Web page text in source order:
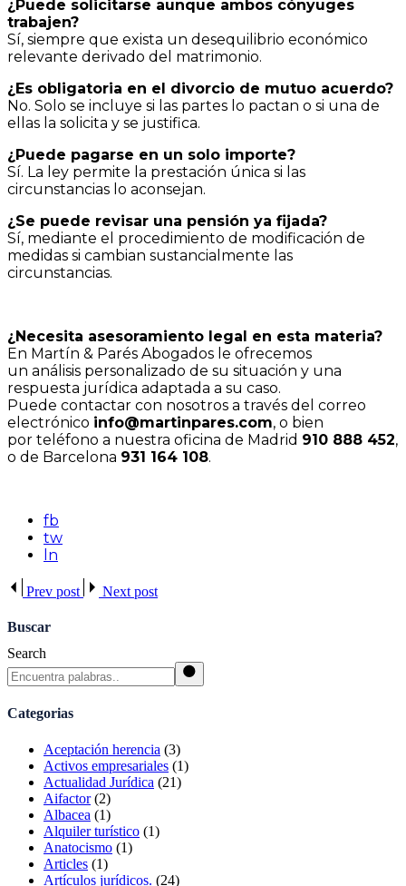
¿Puede solicitarse aunque ambos cónyuges
trabajen?
Sí, siempre que exista un desequilibrio económico
relevante derivado del matrimonio.
¿Es obligatoria en el divorcio de mutuo acuerdo?
No. Solo se incluye si las partes lo pactan o si una de
ellas la solicita y se justifica.
¿Puede pagarse en un solo importe?
Sí. La ley permite la prestación única si las
circunstancias lo aconsejan.
¿Se puede revisar una pensión ya fijada?
Sí, mediante el procedimiento de modificación de
medidas si cambian sustancialmente las
circunstancias.
¿Necesita asesoramiento legal en esta materia?
En Martín & Parés Abogados le ofrecemos
un análisis personalizado de su situación y una
respuesta jurídica adaptada a su caso.
Puede contactar con nosotros a través del correo
electrónico info@martinpares.com, o bien
por teléfono a nuestra oficina de Madrid 910 888 452,
o de Barcelona 931 164 108.
fb
tw
ln
Prev post Next post
Buscar
Search
Categorias
Aceptación herencia (3)
Activos empresariales (1)
Actualidad Jurídica (21)
Aifactor(2)
Albacea (1)
Alquiler turístico (1)
Anatocismo (1)
Articles (1)
Artículos jurídicos. (24)